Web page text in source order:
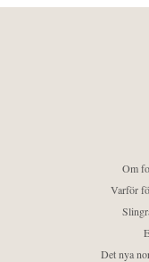
Om
Varför
Det nya